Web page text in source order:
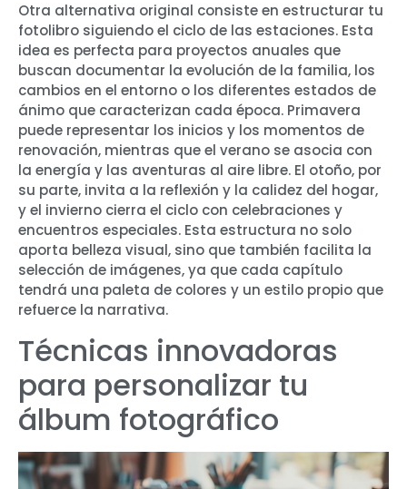
Otra alternativa original consiste en estructurar tu
fotolibro siguiendo el ciclo de las estaciones. Esta
idea es perfecta para proyectos anuales que
buscan documentar la evolución de la familia, los
cambios en el entorno o los diferentes estados de
ánimo que caracterizan cada época. Primavera
puede representar los inicios y los momentos de
renovación, mientras que el verano se asocia con
la energía y las aventuras al aire libre. El otoño, por
su parte, invita a la reflexión y la calidez del hogar,
y el invierno cierra el ciclo con celebraciones y
encuentros especiales. Esta estructura no solo
aporta belleza visual, sino que también facilita la
selección de imágenes, ya que cada capítulo
tendrá una paleta de colores y un estilo propio que
refuerce la narrativa.
Técnicas innovadoras
para personalizar tu
álbum fotográfico